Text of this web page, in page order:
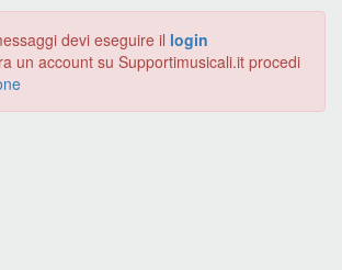
devi eseguire il login
un account su Supportimusicali.it procedi